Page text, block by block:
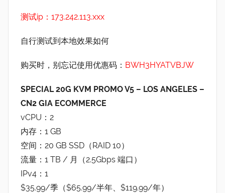
测试ip：173.242.113.xxx
自行测试到本地效果如何
购买时，别忘记使用优惠码： BWH3HYATVBJW
SPECIAL 20G KVM PROMO V5 – LOS ANGELES –
CN2 GIA ECOMMERCE
vCPU：2
内存：1 GB
空间：20 GB SSD（RAID 10）
流量：1 TB / 月（2.5Gbps 端口）
IPv4：1
$35.99/季（$65.99/半年、$119.99/年）